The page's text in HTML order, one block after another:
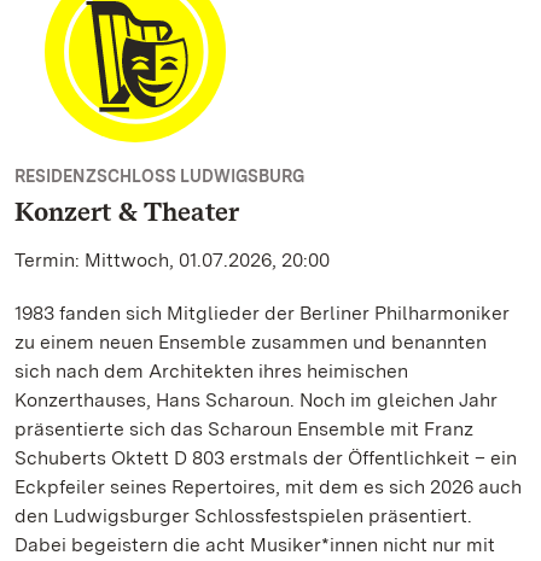
RESIDENZSCHLOSS LUDWIGSBURG
Konzert & Theater
Termin: Mittwoch, 01.07.2026, 20:00
1983 fanden sich Mitglieder der Berliner Philharmoniker
zu einem neuen Ensemble zusammen und benannten
sich nach dem Architekten ihres heimischen
Konzerthauses, Hans Scharoun. Noch im gleichen Jahr
präsentierte sich das Scharoun Ensemble mit Franz
Schuberts Oktett D 803 erstmals der Öffentlichkeit – ein
Eckpfeiler seines Repertoires, mit dem es sich 2026 auch
den Ludwigsburger Schlossfestspielen präsentiert.
Dabei begeistern die acht Musiker*innen nicht nur mit